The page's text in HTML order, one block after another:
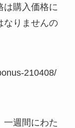
は購入価格に
なりませんの
210408/
一週間にわた